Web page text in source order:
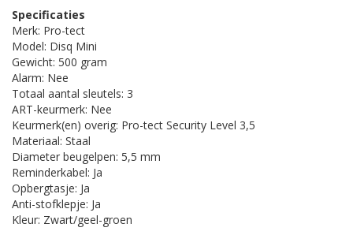
Specificaties
Merk: Pro-tect
Model: Disq Mini
Gewicht: 500 gram
Alarm: Nee
Totaal aantal sleutels: 3
ART-keurmerk: Nee
Keurmerk(en) overig: Pro-tect Security Level 3,5
Materiaal: Staal
Diameter beugelpen: 5,5 mm
Reminderkabel: Ja
Opbergtasje: Ja
Anti-stofklepje: Ja
Kleur: Zwart/geel-groen